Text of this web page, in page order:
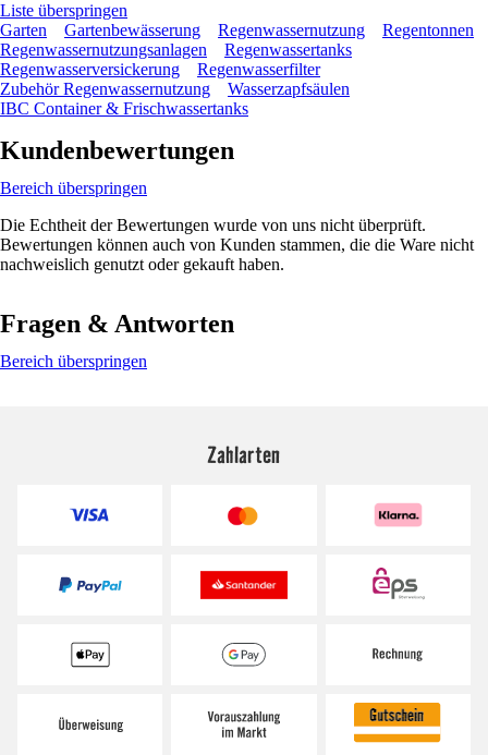
Liste überspringen
Garten
Gartenbewässerung Regenwassernutzung
Regentonnen
Regenwassernutzungsanlagen
Regenwassertanks
Regenwasserversickerung
Regenwasserfilter
Zubehör Regenwassernutzung
Wasserzapfsäulen
IBC Container & Frischwassertanks
Kundenbewertungen
Bereich überspringen
Die Echtheit der Bewertungen wurde von uns nicht überprüft.
Bewertungen können auch von Kunden stammen, die die Ware nicht
nachweislich genutzt oder gekauft haben.
Fragen & Antworten
Bereich überspringen
Zahlarten